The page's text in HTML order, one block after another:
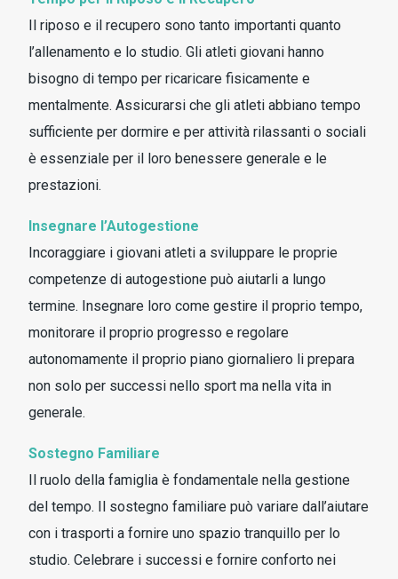
Il riposo e il recupero sono tanto importanti quanto
l’allenamento e lo studio. Gli atleti giovani hanno
bisogno di tempo per ricaricare fisicamente e
mentalmente. Assicurarsi che gli atleti abbiano tempo
sufficiente per dormire e per attività rilassanti o sociali
è essenziale per il loro benessere generale e le
prestazioni.
Insegnare l’Autogestione
Incoraggiare i giovani atleti a sviluppare le proprie
competenze di autogestione può aiutarli a lungo
termine. Insegnare loro come gestire il proprio tempo,
monitorare il proprio progresso e regolare
autonomamente il proprio piano giornaliero li prepara
non solo per successi nello sport ma nella vita in
generale.
Sostegno Familiare
Il ruolo della famiglia è fondamentale nella gestione
del tempo. Il sostegno familiare può variare dall’aiutare
con i trasporti a fornire uno spazio tranquillo per lo
studio. Celebrare i successi e fornire conforto nei